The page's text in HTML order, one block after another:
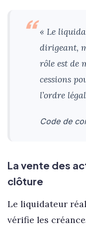
« Le
dirigeant,
rôle est de
cessions
l’ordre
Code de
La vente des
clôture
Le liquidateur
vérifie les